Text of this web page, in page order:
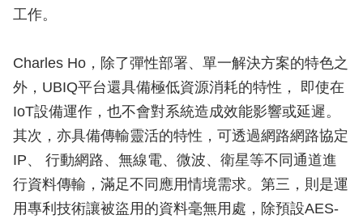
工作。
Charles Ho，除了彈性部署、單一解決方案的特色之
外，UBIQ平台還具備極低資源消耗的特性， 即使在
IoT設備運作，也不會對系統造成效能影響或延遲。
其次，亦具備傳輸靈活的特性，可透過網路網路協定
IP、 行動網路、無線電、微波、衛星等不同通道進
行資料傳輸，滿足不同應用情境需求。第三，則是運
用專利技術讓被盜用的資料毫無用處，除預設AES-